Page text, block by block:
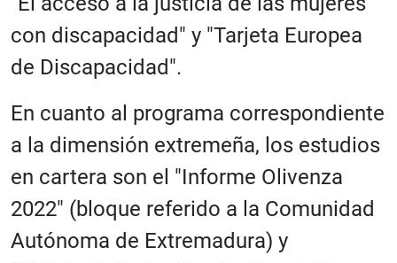
con discapacidad" y "Tarjeta Europea
de Discapacidad".
En cuanto al programa correspondiente
a la dimensión extremeña, los estudios
en cartera son el "Informe Olivenza
2022" (bloque referido a la Comunidad
Autónoma de Extremadura) y